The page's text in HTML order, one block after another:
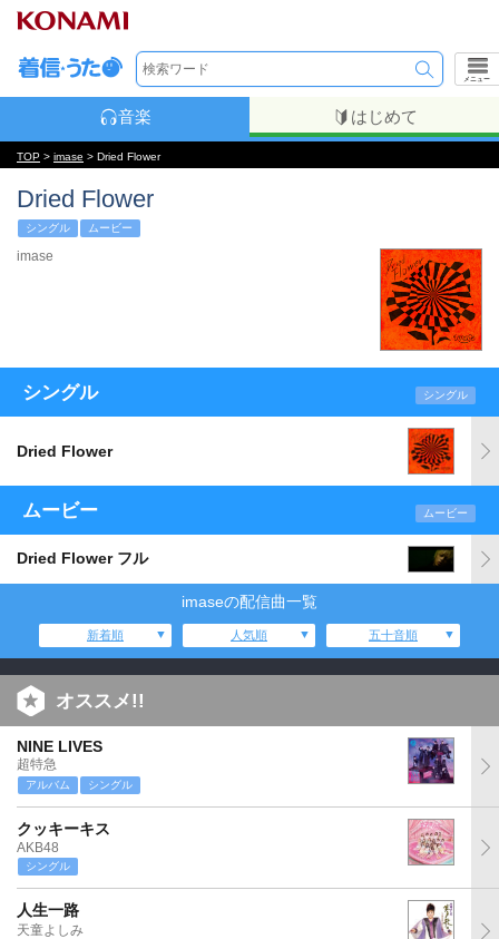
メニュー
音楽 はじめて
TOP > imase > Dried Flower
Dried Flower
シングル ムービー
imase
シングル シングル
Dried Flower
ムービー ムービー
Dried Flower フル
imaseの配信曲一覧
新着順 人気順 五十音順
オススメ!!
NINE LIVES
超特急
アルバム シングル
クッキーキス
AKB48
シングル
人生一路
天童よしみ